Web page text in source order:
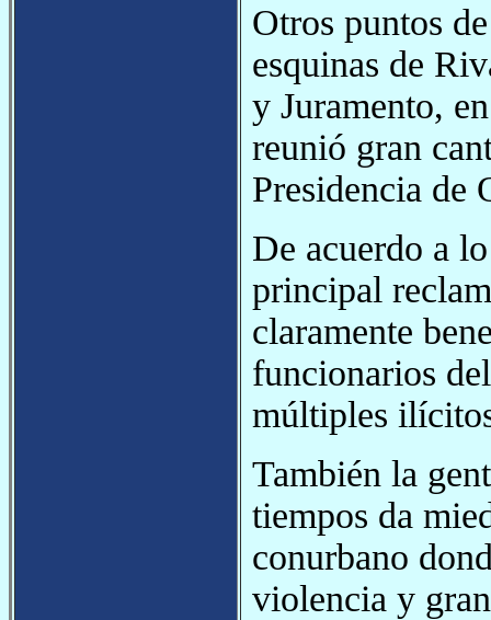
Otros puntos
esquinas de
y Juramento,
reunió gran
Presidencia de
De acuerdo a
principal
claramente
funcionarios
múltiples
También la
tiempos da
conurbano
violencia y